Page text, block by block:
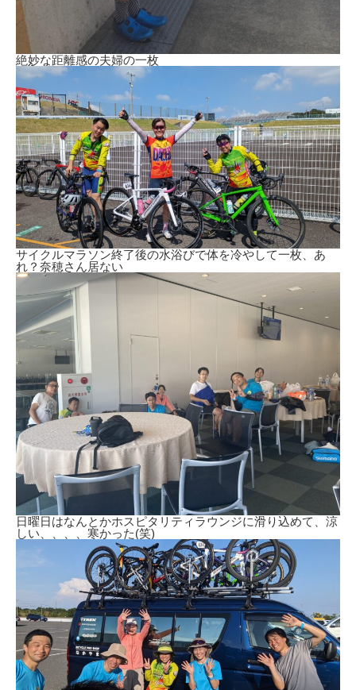
絶妙な距離感の夫婦の一枚
サイクルマラソン終了後の水浴びで体を冷やして一枚、あ
れ？奈穂さん居ない
日曜日はなんとかホスピタリティラウンジに滑り込めて、涼
しい、、、、寒かった(笑)